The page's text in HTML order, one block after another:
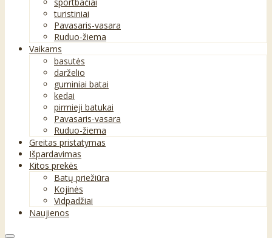
turistiniai
Pavasaris-vasara
Ruduo-žiema
Vaikams
basutės
darželio
guminiai batai
kedai
pirmieji batukai
Pavasaris-vasara
Ruduo-žiema
Greitas pristatymas
Išpardavimas
Kitos prekės
Batų priežiūra
Kojinės
Vidpadžiai
Naujienos